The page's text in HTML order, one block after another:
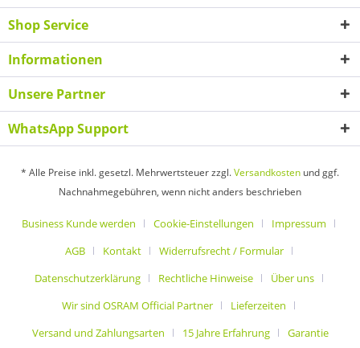
Shop Service
Informationen
Unsere Partner
WhatsApp Support
* Alle Preise inkl. gesetzl. Mehrwertsteuer zzgl.Versandkosten und ggf.
Nachnahmegebühren, wenn nicht anders beschrieben
Business Kunde werden Cookie-Einstellungen
Impressum
AGB
Kontakt
Widerrufsrecht / Formular
Datenschutzerklärung
Rechtliche Hinweise
Über uns
Wir sind OSRAM Official Partner
Lieferzeiten
Versand und Zahlungsarten
15 Jahre Erfahrung Garantie